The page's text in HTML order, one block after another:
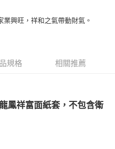
請依後續交易確認頁面所載為準。
易或遇審核未通過，訂單將自動取
示未達大哥付你分期系統評分，恕無
超商條碼／台灣大直營門市／銀行轉
司」（以下簡稱本公司）所提供，讓
或服務，並由商店將買賣／分期付款
本公司帳單繳交帳款。
以下)
上)免運費
上)免運費
興旺，祥和之氣帶動財氣。
規格 相關推薦
鳳祥富面紙套，不包含衛